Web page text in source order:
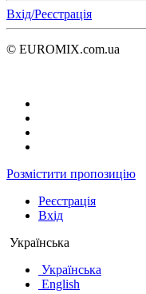
Вхід/Реєстрація
© EUROMIX.com.ua
Розмістити пропозицію
Реєстрація
Вхід
Українська
Українська
English